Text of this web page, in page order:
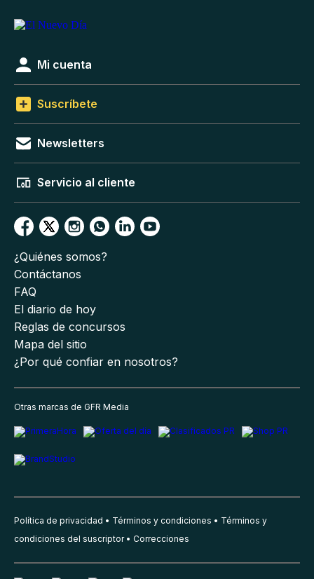
Mi cuenta
Suscríbete
Newsletters
Servicio al cliente
¿Quiénes somos?
Contáctanos
FAQ
El diario de hoy
Reglas de concursos
Mapa del sitio
¿Por qué confiar en nosotros?
Otras marcas de GFR Media
Política de privacidad Términos y condiciones
Términos y
condiciones del suscriptor
Correcciones